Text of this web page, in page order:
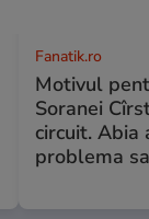
Fanatik.ro
Motivul
Soranei
circuit. Abia
problema